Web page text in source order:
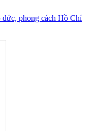
đức, phong cách Hồ Chí